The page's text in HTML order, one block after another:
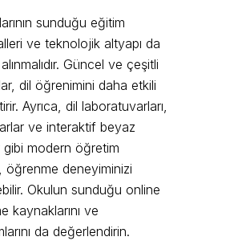
sunduğu eğitim
ve teknolojik altyapı da
Güncel ve çeşitli
dil öğrenimini daha etkili
Ayrıca, dil laboratuvarları,
ve interaktif beyaz
gibi modern öğretim
öğrenme deneyiminizi
Okulun sunduğu online
kaynaklarını ve
da değerlendirin.